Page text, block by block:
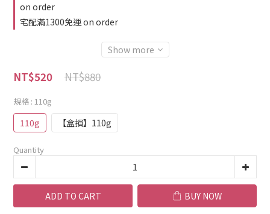
on order
宅配滿1300免運 on order
Show more
NT$880
NT$520
規格 : 110g
110g 【盒損】110g
Quantity
ADD TO CART BUY NOW